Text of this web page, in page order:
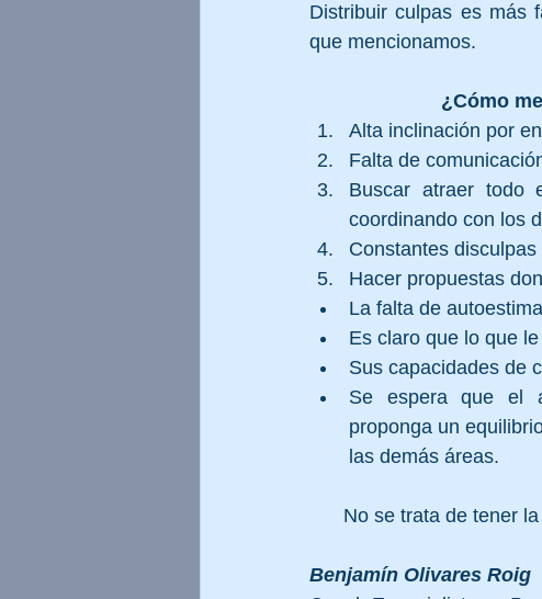
Distribuir culpas es más
que mencionamos.
¿Cómo
Alta inclinación por
Falta de
Buscar atraer todo
coordinando con los
Constantes
Hacer propuestas
La falta de
Es claro que lo que
Sus capacidades de
Se espera que el
proponga un
las demás áreas.
No se trata de tener
Benjamín Olivares Roig